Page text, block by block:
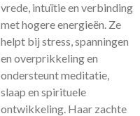
vrede, intuïtie en verbinding
met hogere energieën. Ze
helpt bij stress, spanningen
en overprikkeling en
ondersteunt meditatie,
slaap en spirituele
ontwikkeling. Haar zachte